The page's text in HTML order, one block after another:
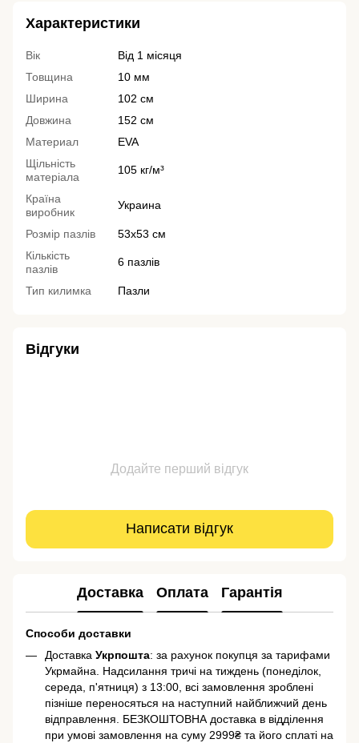
Характеристики
Вік
Від 1 місяця
Товщина
10 мм
Ширина
102 см
Довжина
152 см
Материал
EVA
Щільність
матеріала
105 кг/м³
Країна
виробник
Украина
Розмір пазлів
53х53 см
Кількість
пазлів
6 пазлів
Тип килимка Пазли
Відгуки
Додайте перший відгук
Написати відгук
Доставка Оплата Гарантія
Способи доставки
Доставка Укрпошта: за рахунок покупця за тарифами
Укрмайна. Надсилання тричі на тиждень (понеділок,
середа, п'ятниця) з 13:00, всі замовлення зроблені
пізніше переносяться на наступний найближчий день
відправлення. БЕЗКОШТОВНА доставка в відділення
при умові замовлення на суму 2999₴ та його сплаті на